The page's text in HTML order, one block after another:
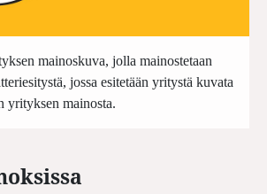
mainoskuva, jolla mainostetaan
jossa esitetään yritystä kuvata
yrityksen mainosta.